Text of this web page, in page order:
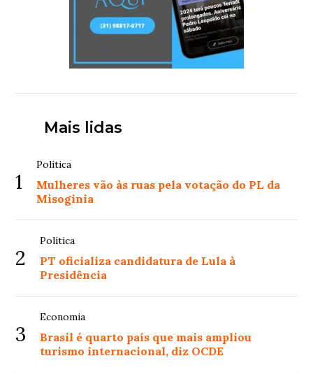
Mais lidas
1
Política
Mulheres vão às ruas pela votação do PL da
Misoginia
2
Política
PT oficializa candidatura de Lula à
Presidência
3
Economia
Brasil é quarto país que mais ampliou
turismo internacional, diz OCDE